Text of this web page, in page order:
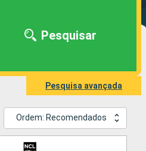
Pesquisar
Pesquisa avançada
Ordem: Recomendados